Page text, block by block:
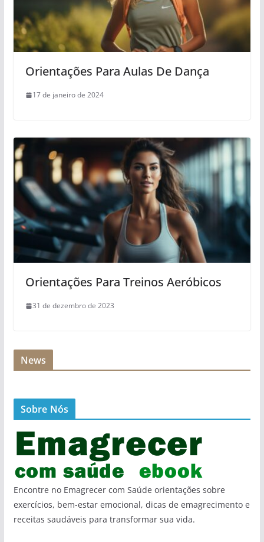
Orientações Para Aulas De Dança
17 de janeiro de 2024
Orientações Para Treinos Aeróbicos
31 de dezembro de 2023
News
Sobre Nós
Encontre no Emagrecer com Saúde orientações sobre
exercícios, bem-estar emocional, dicas de emagrecimento e
receitas saudáveis para transformar sua vida.